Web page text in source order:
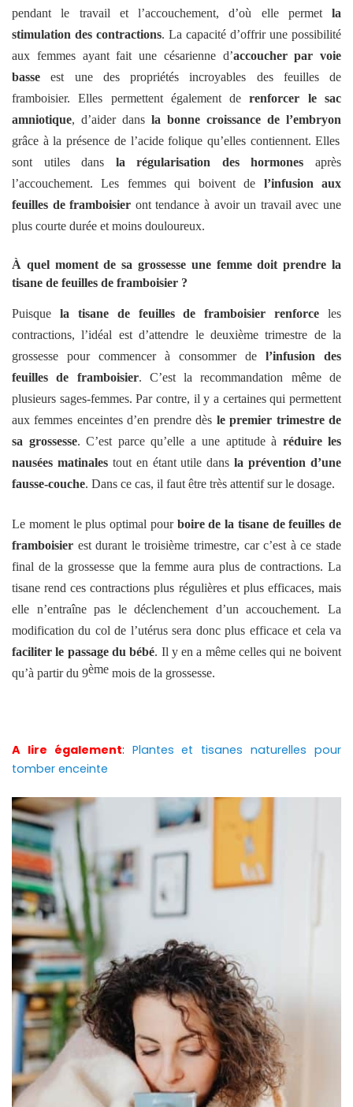
pendant le travail et l’accouchement, d’où elle permet la
stimulation des contractions. La capacité d’offrir une possibilité
aux femmes ayant fait une césarienne d’accoucher par voie
basseest une des propriétés incroyables des feuilles de
framboisier. Elles permettent également derenforcer le sac
amniotique, d’aider dans la bonne croissance de l’embryon
grâce à la présence de l’acide folique qu’elles contiennent. Elles
sont utiles dans la régularisation des hormones après
l’accouchement. Les femmes qui boivent de l’infusion aux
feuilles de framboisier ont tendance à avoir un travail avec une
plus courte durée et moins douloureux.
À quel moment de sa grossesse une femme doit prendre la
tisane de feuilles de framboisier ?
Puisque la tisane de feuilles de framboisier renforce les
contractions, l’idéal est d’attendre le deuxième trimestre de la
grossesse pour commencer à consommer de l’infusion des
feuilles de framboisier. C’est la recommandation même de
plusieurs sages-femmes. Par contre, il y a certaines qui permettent
aux femmes enceintes d’en prendre dès le premier trimestre de
sa grossesse. C’est parce qu’elle a une aptitude à réduire les
nausées matinalestout en étant utile dansla prévention d’une
fausse-couche. Dans ce cas, il faut être très attentif sur le dosage.
Le moment le plus optimal pour boire de la tisane de feuilles de
framboisier est durant le troisième trimestre, car c’est à ce stade
final de la grossesse que la femme aura plus de contractions. La
tisane rend ces contractions plus régulières et plus efficaces, mais
elle n’entraîne pas le déclenchement d’un accouchement. La
modification du col de l’utérus sera donc plus efficace et cela va
faciliter le passage du bébé. Il y en a même celles qui ne boivent
qu’à partir du 9ème mois de la grossesse.
A lire également: Plantes et tisanes naturelles pour
tomber enceinte